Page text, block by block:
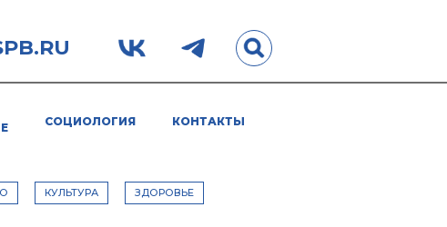
СОЦИОЛОГИЯ КОНТАКТЫ
КУЛЬТУРА ЗДОРОВЬЕ